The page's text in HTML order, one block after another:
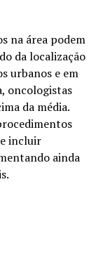
na área podem
da localização
urbanos e em
oncologistas
da média.
incluir
ainda